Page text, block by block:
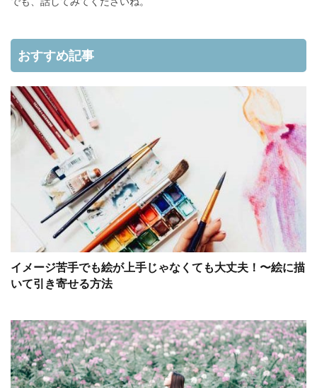
おすすめ記事
イメージ苦手でも絵が上手じゃなくても大丈夫！〜絵に描
いて引き寄せる方法